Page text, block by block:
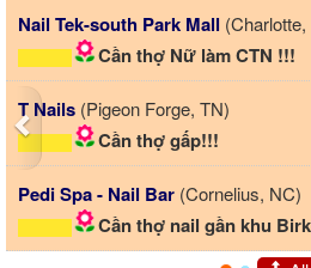
Nail Tek-south Park Mall
Cần thợ Nữ làm CTN !!!
T Nails (Pigeon Forge, TN)
Cần thợ gấp!!!
Pedi Spa - Nail Bar (Cornelius, NC)
Cần thợ nail gần khu
Previous